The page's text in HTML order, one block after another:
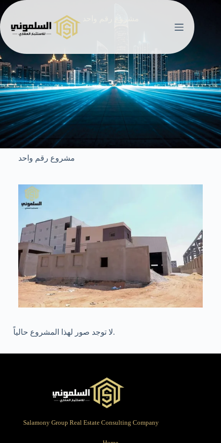
مشروع رقم واحد
لا توجد صور لهذا المشروع حالياً.
Salamony Group Real Estate Consulting Company